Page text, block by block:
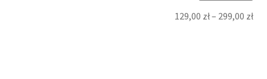
129,00 zł– 299,00 zł